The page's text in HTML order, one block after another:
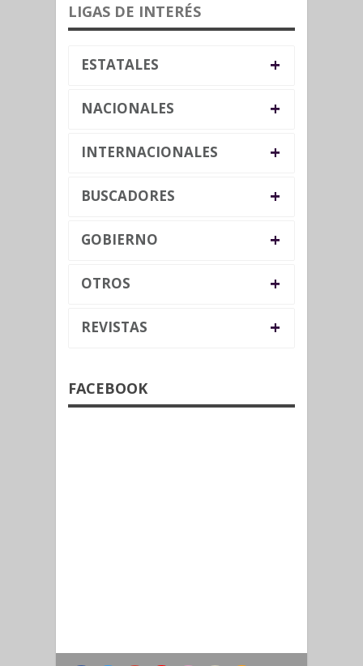
LIGAS DE INTERÉS
ESTATALES +
NACIONALES +
INTERNACIONALES +
BUSCADORES +
GOBIERNO +
OTROS +
REVISTAS +
FACEBOOK